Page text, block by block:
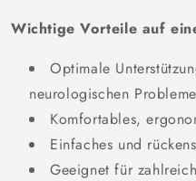
Wichtige Vorteile auf
Optimale
neurologischen
Komfortables,
Einfaches und
Geeignet für